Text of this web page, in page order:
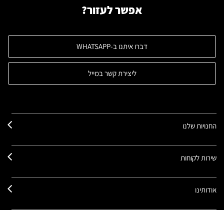
אפשר לעזור?
דברו איתנו ב-WHATSAPP
ליצירת קשר במייל
החנויות שלנו
שירות לקוחות
אודותינו